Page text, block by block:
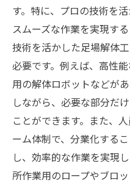
す。特に、プロの技術を
スムーズな作業を実現す
技術を活かした足場解体
必要です。例えば、高性
用の解体ロボットなどが
しながら、必要な部分だ
ことができます。また、
ーム体制で、分業化する
し、効率的な作業を実現
所作業用のロープやブロ